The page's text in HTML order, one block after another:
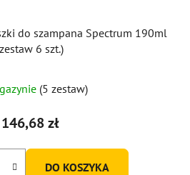
do szampana Spectrum 190ml
6 szt.)
(5 zestaw)
146,68 zł
DO KOSZYKA